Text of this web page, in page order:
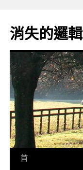
主
要
消失的邏輯
首